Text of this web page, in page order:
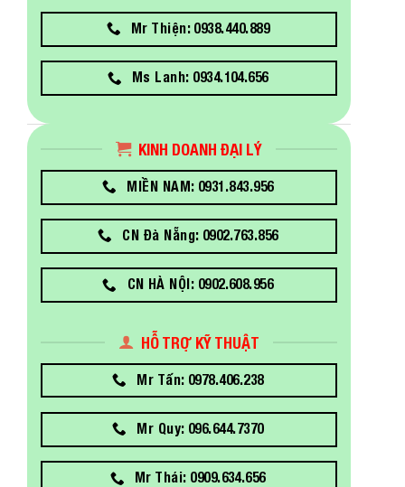
Mr Thiện: 0938.440.889
Ms Lanh: 0934.104.656
KINH DOANH ĐẠI LÝ
MIỀN NAM: 0931.843.956
CN Đà Nẵng: 0902.763.856
CN HÀ NỘI: 0902.608.956
HỖ TRỢ KỸ THUẬT
Mr Tấn: 0978.406.238
Mr Quy: 096.644.7370
Mr Thái: 0909.634.656